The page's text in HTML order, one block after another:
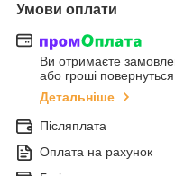
Умови оплати
Ви отримаєте
або гроші
Детальніше
Післяплата
Оплата на рахунок